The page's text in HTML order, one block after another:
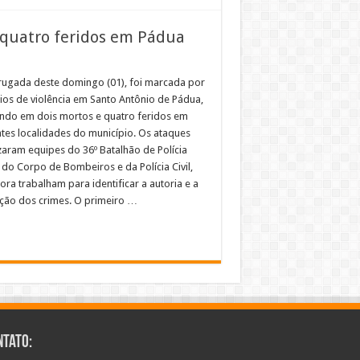
feridos em Pádua
deste domingo (01), foi marcada por
de violência em Santo Antônio de Pádua,
em dois mortos e quatro feridos em
localidades do município. Os ataques
equipes do 36º Batalhão de Polícia
Corpo de Bombeiros e da Polícia Civil,
trabalham para identificar a autoria e a
dos crimes. O primeiro …